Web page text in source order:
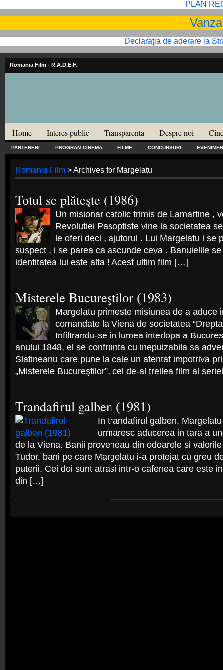
PLAN
Declaraţia de aderare la
Romania Film - R.A.D.E.F.
Home Interes public Transparenta Despre noi
PARTENERI PROGRAM CINEMA FILME CONCURSURI
Romania Film> Archives for Margelatu
Totul se plăteşte (1986)
Un misionar catolic trimis de Lamartine ,
Revolutiei Pasoptiste vine la societatea
le oferi deci , ajutorul . Lui Margelatu i se
suspect , i se parea ca ascunde ceva . Banuielile
identitatea lui este alta ! Acest ultim film […]
Misterele Bucureştilor (1983)
Margelatu primeste misiunea de a aduce
comandate la Viena de societatea
Infiltrandu-se in lumea interlopa a
anului 1848, el se confrunta cu inepuizabila sa
Slatineanu care pune la cale un atentat impotriva
„Misterele Bucureştilor”, cel de-al treilea film al
Trandafirul galben (1981)
In trandafirul galben,
urmaresc aducerea in tara a
de la Viena. Banii proveneau din odoarele si
Tudor, bani pe care Margelatu i-a protejat cu greu
puterii. Cei doi sunt atrasi intr-o cafenea care este
din […]